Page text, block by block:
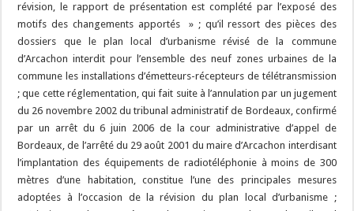
révision, le rapport de présentation est complété par l’exposé des
motifs des changements apportés » ; qu’il ressort des pièces des
dossiers que le plan local d’urbanisme révisé de la commune
d’Arcachon interdit pour l’ensemble des neuf zones urbaines de la
commune les installations d’émetteurs-récepteurs de télétransmission
; que cette réglementation, qui fait suite à l’annulation par un jugement
du 26 novembre 2002 du tribunal administratif de Bordeaux, confirmé
par un arrêt du 6 juin 2006 de la cour administrative d’appel de
Bordeaux, de l’arrêté du 29 août 2001 du maire d’Arcachon interdisant
l’implantation des équipements de radiotéléphonie à moins de 300
mètres d’une habitation, constitue l’une des principales mesures
adoptées à l’occasion de la révision du plan local d’urbanisme ;